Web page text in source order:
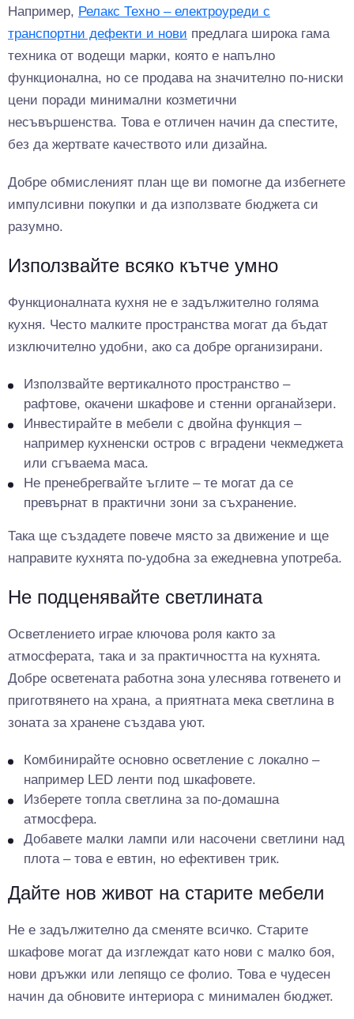
Например, Релакс Техно – електроуреди с
транспортни дефекти и нови предлага широка гама
техника от водещи марки, която е напълно
функционална, но се продава на значително по-ниски
цени поради минимални козметични
несъвършенства. Това е отличен начин да спестите,
без да жертвате качеството или дизайна.
Добре обмисленият план ще ви помогне да избегнете
импулсивни покупки и да използвате бюджета си
разумно.
Използвайте всяко кътче умно
Функционалната кухня не е задължително голяма
кухня. Често малките пространства могат да бъдат
изключително удобни, ако са добре организирани.
Използвайте вертикалното пространство –
рафтове, окачени шкафове и стенни органайзери.
Инвестирайте в мебели с двойна функция –
например кухненски остров с вградени чекмеджета
или сгъваема маса.
Не пренебрегвайте ъглите – те могат да се
превърнат в практични зони за съхранение.
Така ще създадете повече място за движение и ще
направите кухнята по-удобна за ежедневна употреба.
Не подценявайте светлината
Осветлението играе ключова роля както за
атмосферата, така и за практичността на кухнята.
Добре осветената работна зона улеснява готвенето и
приготвянето на храна, а приятната мека светлина в
зоната за хранене създава уют.
Комбинирайте основно осветление с локално –
например LED ленти под шкафовете.
Изберете топла светлина за по-домашна
атмосфера.
Добавете малки лампи или насочени светлини над
плота – това е евтин, но ефективен трик.
Дайте нов живот на старите мебели
Не е задължително да сменяте всичко. Старите
шкафове могат да изглеждат като нови с малко боя,
нови дръжки или лепящо се фолио. Това е чудесен
начин да обновите интериора с минимален бюджет.